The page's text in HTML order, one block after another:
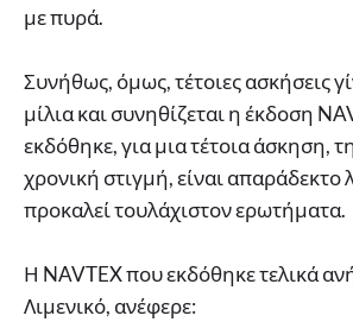
με πυρά.
Συνήθως, όμως, τέτοιες ασκήσεις
μίλια και συνηθίζεται η έκδοση
εκδόθηκε, για μια τέτοια άσκηση,
χρονική στιγμή, είναι απαράδεκτο
προκαλεί τουλάχιστον ερωτήματα.
Η NAVTEX που εκδόθηκε τελικά
Λιμενικό, ανέφερε: